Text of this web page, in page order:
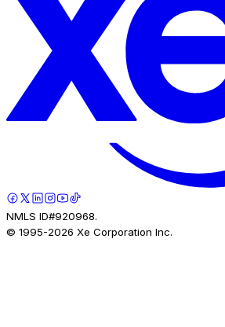
NMLS ID#920968.
© 1995-2026 Xe Corporation Inc.